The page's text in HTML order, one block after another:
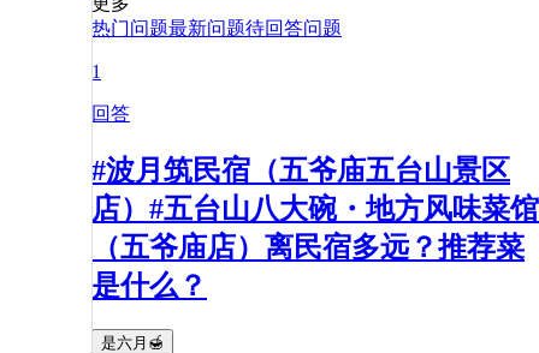
热门问题最新问题待回答问题
1
回答
#波月筑民宿（五爷庙五台山景区
店）#五台山八大碗・地方风味菜馆
（五爷庙店）离民宿多远？推荐菜
是什么？
是六月🍯